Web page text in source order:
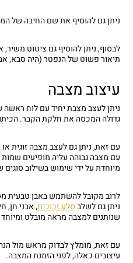
ניתן גם להוסיף את שם החיבה של
לבסוף, ניתן להוסיף גם ציטוט משיר,
תיאור פשוט של הנפטר (היה סבא,
עיצוב מצבה
ניתן לעצב מצבת יחיד עם לוח ראשה
גדולה המכסה את חלקת הקבר.
עם זאת, ניתן גם לעצב מצבה זוגית
עם מצבה גבוהה עליה מופיעים שמות
מיוחדת על ידי שימוש בשילוב סוגים
לרוב מקובל להשתמש באבן טבעית
ניתן גם לשלבסלע זכוכית, אבני חן,
שנותנים למצבה מראה מובלט ומיוחד
עם זאת, מומלץ לבדוק מראש מול
עיצובים כאלה, לפני הזמנת המצבה.